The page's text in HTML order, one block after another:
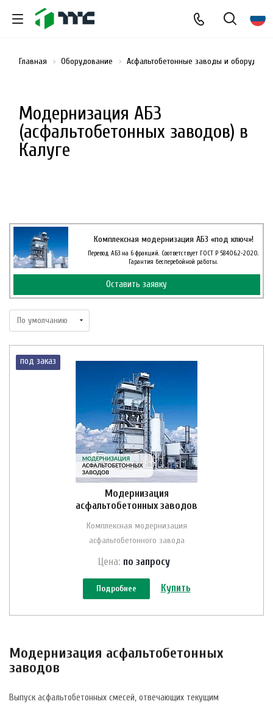
Модернизация АБЗ
(асфальтобетонных заводов) в
Калуге
Главная Оборудование Асфальтобетонные заводы и
Комплексная модернизация АБЗ «под ключ»!
Перевод АБЗ на 6 фракций. Соответствует ГОСТ Р 58406.2-2020.
Гарантия бесперебойной работы.
Оставить заявку
под заказ
Модернизация
асфальтобетонных заводов
Комплексная модернизация
асфальтобетонного завода
Цена: по запросу
Подробнее Купить
Модернизация асфальтобетонных
заводов
Выпуск асфальтобетонных смесей, отвечающих текущим